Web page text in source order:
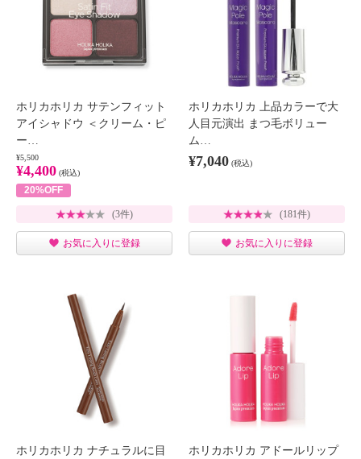
ホリカホリカ サテンフィット
アイシャドウ ＜クリーム・ピ
ー…
¥5,500
¥4,400 (税込)
20%OFF
(3件)
お気に入りに登録
ホリカホリカ 上品カラーで大
人目元演出 まつ毛ボリュー
ム…
¥7,040 (税込)
(181件)
お気に入りに登録
ホリカホリカ ナチュラルに目
ホリカホリカ アドールリップ